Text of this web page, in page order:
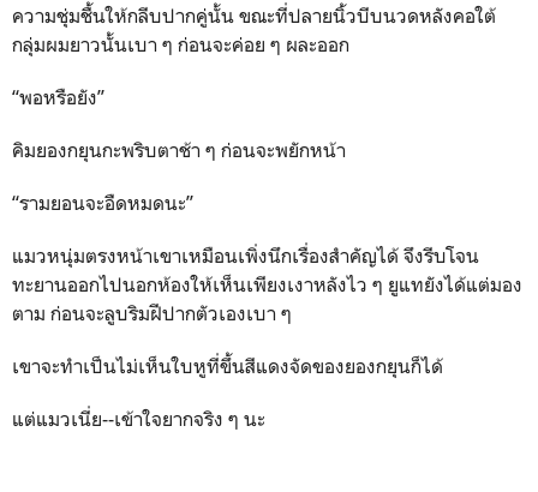
ความชุ่มชื้นให้กลีบปากคู่นั้น ขณะที่ปลายนิ้วบีบนวดหลังคอใต้
กลุ่มผมยาวนั้นเบา ๆ ก่อนจะค่อย ๆ ผละออก
“พอหรือยัง”
คิมยองกยุนกะพริบตาช้า ๆ ก่อนจะพยักหน้า
“รามยอนจะอืดหมดนะ”
แมวหนุ่มตรงหน้าเขาเหมือนเพิ่งนึกเรื่องสำคัญได้ จึงรีบโจน
ทะยานออกไปนอกห้องให้เห็นเพียงเงาหลังไว ๆ ยูแทยังได้แต่มอง
ตาม ก่อนจะลูบริมฝีปากตัวเองเบา ๆ
เขาจะทำเป็นไม่เห็นใบหูที่ขึ้นสีแดงจัดของยองกยุนก็ได้
แต่แมวเนี่ย--เข้าใจยากจริง ๆ นะ